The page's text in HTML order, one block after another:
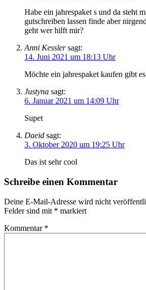
Habe ein jahrespaket s und da steht
gutschreiben lassen finde aber
geht wer hilft mir?
Anni Kessler sagt:
14. Juni 2021 um 18:13 Uhr
Möchte ein jahrespaket kaufen gibt
Justyna sagt:
6. Januar 2021 um 14:09 Uhr
Supet
Daeid sagt:
3. Oktober 2020 um 19:25 Uhr
Das ist sehr cool
Schreibe einen Kommentar
Deine E-Mail-Adresse wird nicht
Felder sind mit * markiert
Kommentar *